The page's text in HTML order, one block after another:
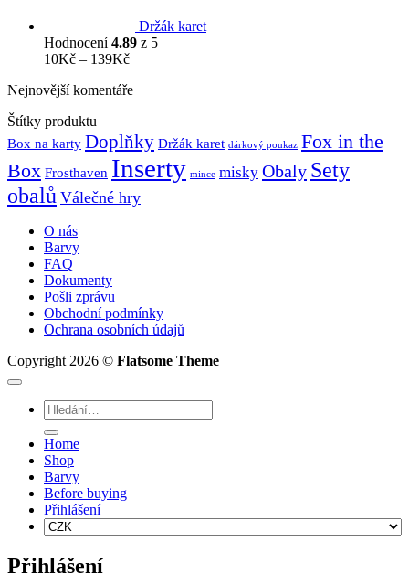
Držák karet
Hodnocení4.89 z 5
10Kč – 139KčRozpětí
10Kč
Nejnovější komentáře
Štítky produktu
Box na karty Doplňky Držák karet dárkový poukaz Fox in the
Box Frosthaven Inserty mince misky Obaly Sety
obalů Válečné hry
O nás
Barvy
FAQ
Dokumenty
Pošli zprávu
Obchodní podmínky
Ochrana osobních údajů
Copyright 2026 © Flatsome Theme
Hledat:
Home
Shop
Barvy
Before buying
Přihlášení
Přihlášení